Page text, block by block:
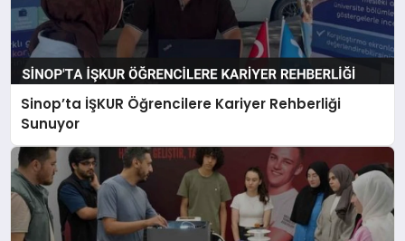
Sinop’ta İŞKUR Öğrencilere Kariyer Rehberliği
Sunuyor